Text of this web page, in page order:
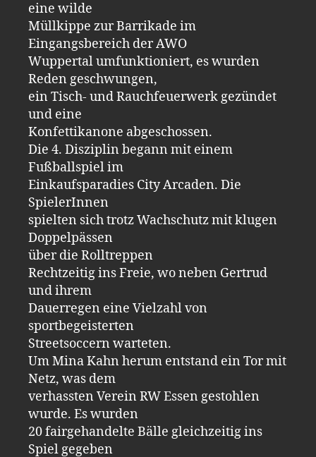
eine wilde
Müllkippe zur Barrikade im
Eingangsbereich der AWO
Wuppertal umfunktioniert, es wurden
Reden geschwungen,
ein Tisch- und Rauchfeuerwerk gezündet
und eine
Konfettikanone abgeschossen.
Die 4. Disziplin begann mit einem
Fußballspiel im
Einkaufsparadies City Arcaden. Die
SpielerInnen
spielten sich trotz Wachschutz mit klugen
Doppelpässen
über die Rolltreppen
Rechtzeitig ins Freie, wo neben Gertrud
und ihrem
Dauerregen eine Vielzahl von
sportbegeisterten
Streetsoccern warteten.
Um Mina Kahn herum entstand ein Tor mit
Netz, was dem
verhassten Verein RW Essen gestohlen
wurde. Es wurden
20 fairgehandelte Bälle gleichzeitig ins
Spiel gegeben